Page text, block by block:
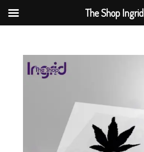
The Shop Ingrid